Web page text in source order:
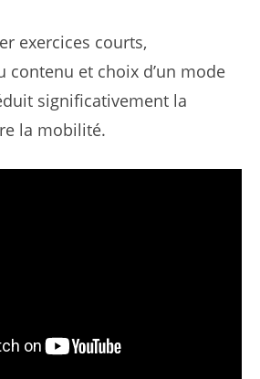
exercices courts,
contenu et choix d’un mode
significativement la
la mobilité.